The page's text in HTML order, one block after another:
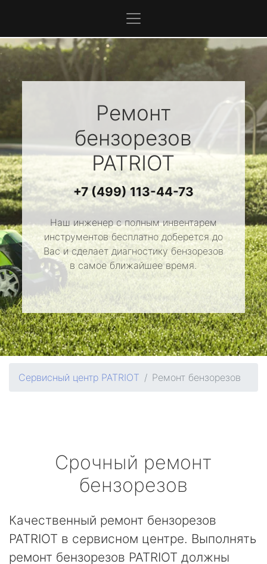
Ремонт
бензорезов
PATRIOT
+7 (499) 113-44-73
Наш инженер с полным инвентарем
инструментов бесплатно доберется до
Вас и сделает диагностику бензорезов
в самое ближайшее время.
Сервисный центр PATRIOT Ремонт бензорезов
Срочный ремонт
бензорезов
Качественный ремонт бензорезов
PATRIOT в сервисном центре. Выполнять
ремонт бензорезов PATRIOT должны